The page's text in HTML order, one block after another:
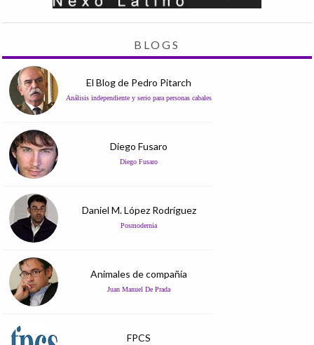
BLOGS
El Blog de Pedro Pitarch
Análisis independiente y serio para personas cabales
Diego Fusaro
Diego Fusaro
Daniel M. López Rodríguez
Posmodernia
Animales de compañía
Juan Manuel De Prada
FPCS